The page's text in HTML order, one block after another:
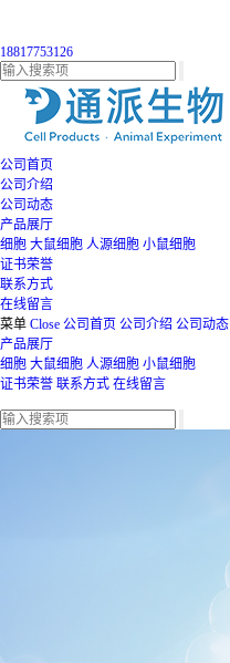
18817753126
公司首页
公司介绍
公司动态
产品展厅
细胞 大鼠细胞 人源细胞 小鼠细胞
证书荣誉
联系方式
在线留言
菜单 Close 公司首页 公司介绍 公司动态
产品展厅
细胞 大鼠细胞 人源细胞 小鼠细胞
证书荣誉 联系方式 在线留言